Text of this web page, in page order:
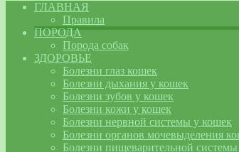
ГЛАВНАЯ
Правила
ПОРОДА
Порода собак
ЗДОРОВЬЕ
Болезни глаз кошек
Болезни дыхания у кошек
Болезни зубов у кошек
Болезни кожи у кошек
Болезни нервной системы у кошек
Болезни органов мочевыделения
Болезни пищеварительной